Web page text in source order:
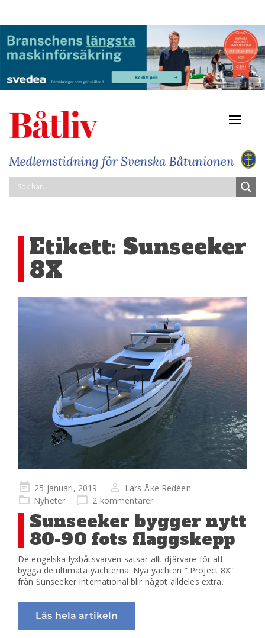
Etikett: Sunseeker
8X
Publicerad
på
25 januari, 2019
Lars-Åke Redéen
Nyheter
2 kommentarer
Sunseeker bygger nytt
80-90 fots flaggskepp
De engelska lyxbåtsvarven satsar allt djärvare för att
bygga de ultimata yachterna. Nya yachten ” Project 8X”
från Sunseeker International blir något alldeles extra.
Läs hela artikeln